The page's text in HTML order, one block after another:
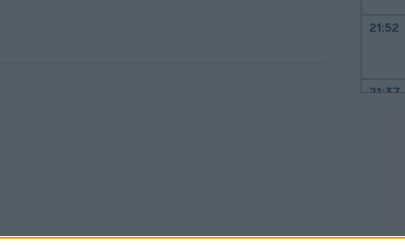
21:52
21:37